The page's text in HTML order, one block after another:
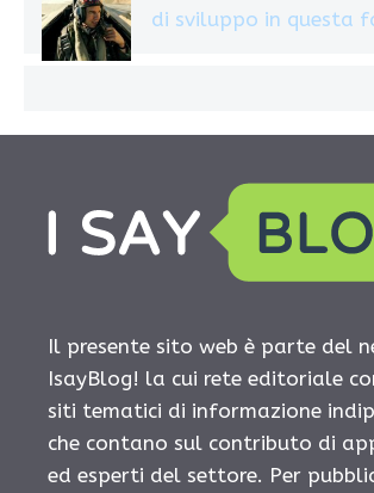
di sviluppo in questa
Il presente sito web è parte del
IsayBlog! la cui rete editoriale
siti tematici di informazione
che contano sul contributo di
ed esperti del settore. Per